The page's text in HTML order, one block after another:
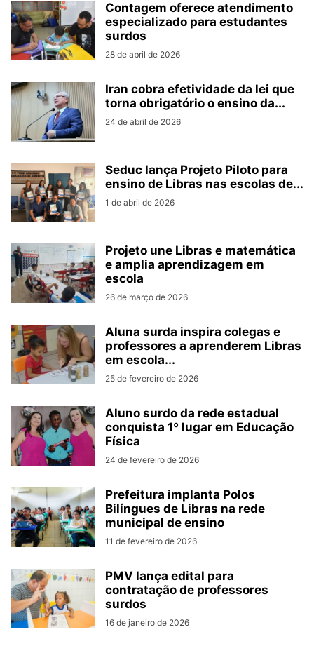
Contagem oferece atendimento
especializado para estudantes
surdos
28 de abril de 2026
Iran cobra efetividade da lei que
torna obrigatório o ensino da...
24 de abril de 2026
Seduc lança Projeto Piloto para
ensino de Libras nas escolas de...
1 de abril de 2026
Projeto une Libras e matemática
e amplia aprendizagem em
escola
26 de março de 2026
Aluna surda inspira colegas e
professores a aprenderem Libras
em escola...
25 de fevereiro de 2026
Aluno surdo da rede estadual
conquista 1º lugar em Educação
Física
24 de fevereiro de 2026
Prefeitura implanta Polos
Bilíngues de Libras na rede
municipal de ensino
11 de fevereiro de 2026
PMV lança edital para
contratação de professores
surdos
16 de janeiro de 2026